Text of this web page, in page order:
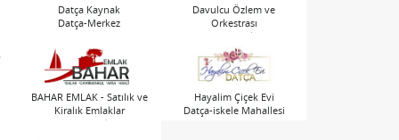
Datça Kaynak
Datça-Merkez
Davulcu Özlem ve
Orkestrası
Datça-Merkez
BAHAR EMLAK - Satılık ve
Kiralık Emlaklar
Datça-Merkez
Hayalim Çiçek Evi
Datça-iskele Mahallesi